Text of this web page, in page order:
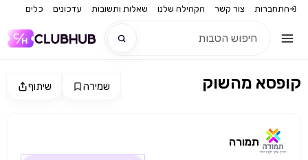
התחברות צור קשר הקהילה שלנו שאלות ותשובות עדכונים כלים
חדש שיתוף שמירה קופסא מהשוק
תמורה